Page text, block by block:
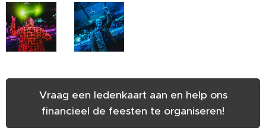
Vraag een ledenkaart aan en help ons
financieel de feesten te organiseren!